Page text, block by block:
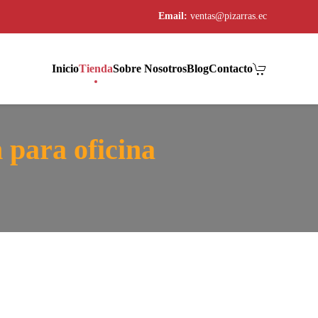
Email: ventas@pizarras.ec
InicioTiendaSobre NosotrosBlogContacto
para oficina